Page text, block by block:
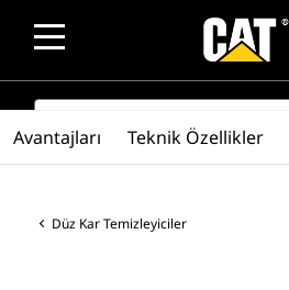
SEARCH
Düz Kar Temizleyiciler
Avantajları Teknik Özellikler